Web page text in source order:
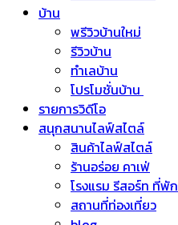
บ้าน
พรีวิวบ้านใหม่
รีวิวบ้าน
ทำเลบ้าน
โปรโมชั่นบ้าน
รายการวิดีโอ
สนุกสนานไลฟ์สไตล์
สินค้าไลฟ์สไตล์
ร้านอร่อย คาเฟ่
โรงแรม รีสอร์ท ที่พัก
สถานที่ท่องเที่ยว